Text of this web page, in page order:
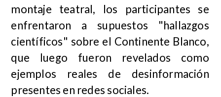
montaje teatral, los participantes se
enfrentaron a supuestos "hallazgos
científicos" sobre el Continente Blanco,
que luego fueron revelados como
ejemplos reales de desinformación
presentes en redes sociales.